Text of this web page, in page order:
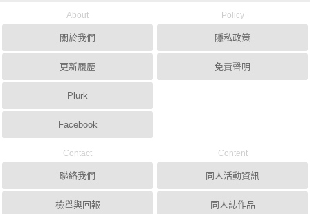
About
關於我們
更新履歷
Plurk
Facebook
Policy
隱私政策
免責聲明
Contact
聯絡我們
檢舉與回報
Content
同人活動資訊
同人誌作品